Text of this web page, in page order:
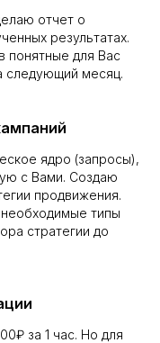
отчет о
результатах.
понятные для Вас
следующий месяц.
ядро (запросы),
с Вами. Создаю
продвижения.
типы
стратегии до
за 1 час. Но для